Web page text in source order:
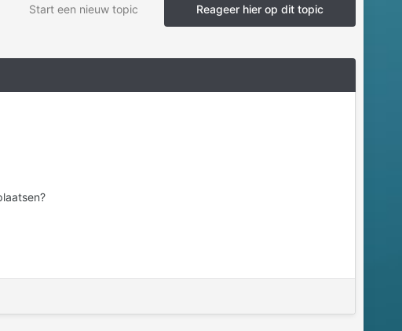
Reageer hier op dit topic
Start een nieuw topic